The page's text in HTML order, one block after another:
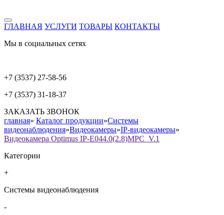
ГЛАВНАЯ УСЛУГИ ТОВАРЫ КОНТАКТЫ
Мы в социальных сетях
+7 (3537) 27-58-56
+7 (3537) 31-18-37
ЗАКАЗАТЬ ЗВОНОК
главная» Каталог продукции»Системы
видеонаблюдения»Видеокамеры»IP-видеокамеры»
Видеокамера Optimus IP-E044.0(2.8)MPC_V.1
Категории
+
Системы видеонаблюдения
-